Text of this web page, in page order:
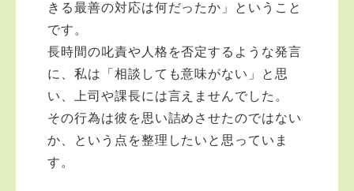
きる最善の対応は何だったか」ということ
です。
長時間の叱責や人格を否定するような発言
に、私は「相談しても意味がない」と思
い、上司や課長には言えませんでした。
その行為は彼を思い詰めさせたのではない
か、という点を整理したいと思っていま
す。